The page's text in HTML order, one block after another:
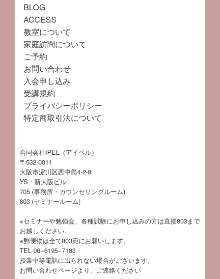
BLOG
ACCESS
教室について
家庭訪問について
ご予約
お問い合わせ
入会申し込み
受講規約
プライバシーポリシー
特定商取引法について
合同会社IPEL（アイペル）
〒532-0011
大阪市淀川区西中島4-2-8
YS・新大阪ビル
705 (事務所・カウンセリングルーム)
803 (セミナールーム)
※セミナーや勉強会、各種試験にお申し込みの方は直接803まで
お越しください。
※郵便物は全て803宛にお願いします。
TEL 06−6195−7183
授業中等電話に出られない場合がございます。
お問い合わせページより、ご連絡ください